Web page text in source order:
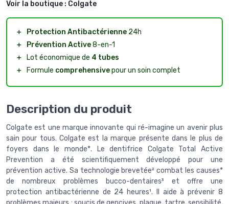
Voir la boutique : Colgate
＋ Protection Antibactérienne 24h
＋
Prévention Active8-en-1
＋
Lot économique de 4 tubes
＋
Formule comprehensivepour un soin complet
Description du produit
Colgate est une marque innovante qui ré-imagine un avenir plus
sain pour tous. Colgate est la marque présente dans le plus de
foyers dans le monde*. Le dentifrice Colgate Total Active
Prevention a été scientifiquement développé pour une
prévention active. Sa technologie brevetée² combat les causes*
de nombreux problèmes bucco-dentaires³ et offre une
protection antibactérienne de 24 heures¹. Il aide à prévenir 8